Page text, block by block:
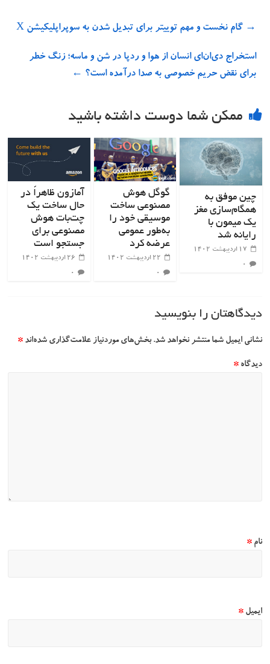
→ گام نخست و مهم توییتر برای تبدیل‌ شدن به سوپراپلیکیشن X
استخراج دی‌ان‌ای انسان از هوا و ردپا در شن و ماسه؛ زنگ خطر
برای نقض حریم خصوصی به صدا درآمده است؟ ←
ممکن شما دوست داشته باشید
چین موفق به
همگام‌سازی مغز
یک میمون با
رایانه شد
۱۷ اردیبهشت ۱۴۰۲
۰
گوگل هوش
مصنوعی ساخت
موسیقی خود را
به‌طور عمومی
عرضه کرد
۲۲ اردیبهشت ۱۴۰۲
۰
آمازون ظاهراً در
حال ساخت یک
چت‌بات هوش
مصنوعی برای
جستجو است
۲۶ اردیبهشت ۱۴۰۲
۰
دیدگاهتان را بنویسید
نشانی ایمیل شما منتشر نخواهد شد. بخش‌های موردنیاز علامت‌گذاری شده‌اند*
دیدگاه*
نام*
ایمیل*